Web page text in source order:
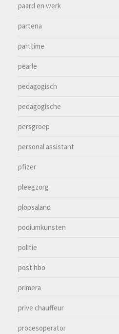
paard en werk
partena
parttime
pearle
pedagogisch
pedagogische
persgroep
personal assistant
pfizer
pleegzorg
plopsaland
podiumkunsten
politie
post hbo
primera
prive chauffeur
procesoperator